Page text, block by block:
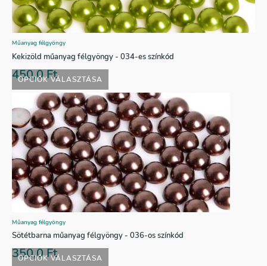
OPCIÓK VÁLASZTÁSA
Műanyag félgyöngy
Kekizöld műanyag félgyöngy - 034-es színkód
450,0Ft
OPCIÓK VÁLASZTÁSA
Műanyag félgyöngy
Sötétbarna műanyag félgyöngy - 036-os színkód
350,0Ft